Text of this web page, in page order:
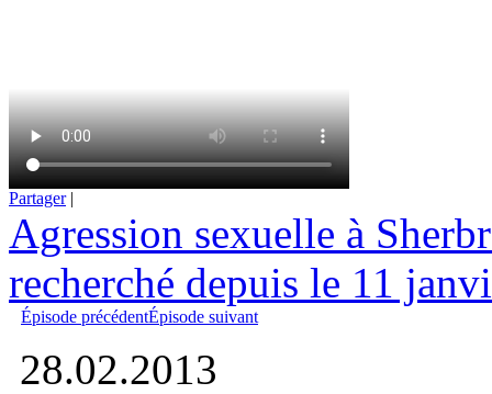
Partager |
Agression sexuelle à
recherché depuis le 11
Épisode précédentÉpisode suivant
28.02.2013